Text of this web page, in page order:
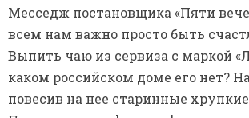
Месседж постановщика «Пяти
всем нам важно просто быть
Выпить чаю из сервиза с маркой
каком российском доме его нет?
повесив на нее старинные